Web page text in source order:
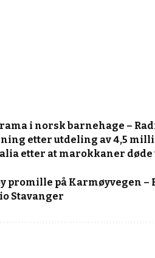
i norsk barnehage –
etter utdeling av 4,5
etter at marokkaner
promille på Karmøyvegen –
Stavanger